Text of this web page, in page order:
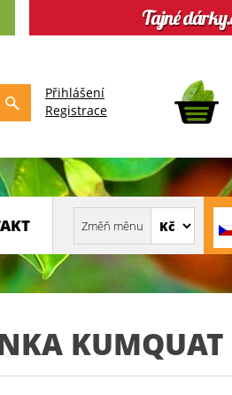
Přihlášení
Registrace
KUMQUAT